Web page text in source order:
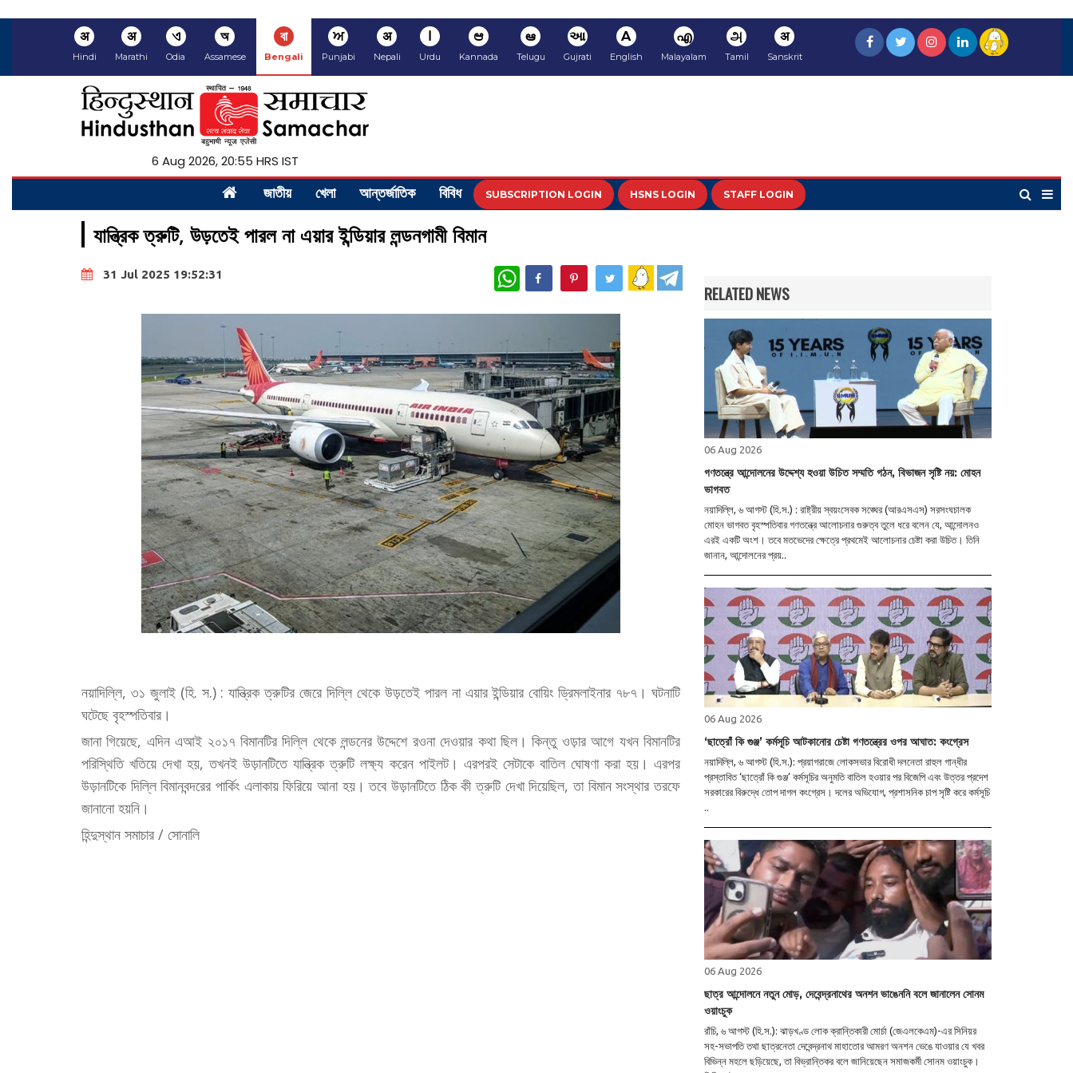
अ
Hindi
अ
Marathi
ଏ
Odia
অ
Assamese
বা
Bengali
ਅ
Punjabi
अ
Nepali
ا
Urdu
ಆ
Kannada
ఆ
Telugu
આ
Gujrati
A
English
എ
Malayalam
அ
Tamil
अ
Sanskrit
6 Aug 2026, 20:55 HRS IST
জাতীয় খেলা আন্তর্জাতিক বিবিধ SUBSCRIPTION LOGIN HSNS LOGIN STAFF LOGIN
যান্ত্রিক ত্রুটি, উড়তেই পারল না এয়ার ইন্ডিয়ার লন্ডনগামী বিমান
31 Jul 2025 19:52:31 WhatsApp
নয়াদিল্লি, ৩১ জুলাই (হি. স.) : যান্ত্রিক ত্রুটির জেরে দিল্লি থেকে উড়তেই পারল না এয়ার ইন্ডিয়ার বোয়িং ড্রিমলাইনার ৭৮৭। ঘটনাটি
ঘটেছে বৃহস্পতিবার।
জানা গিয়েছে, এদিন এআই ২০১৭ বিমানটির দিল্লি থেকে লন্ডনের উদ্দেশে রওনা দেওয়ার কথা ছিল। কিন্তু ওড়ার আগে যখন বিমানটির
পরিস্থিতি খতিয়ে দেখা হয়, তখনই উড়ানটিতে যান্ত্রিক ত্রুটি লক্ষ্য করেন পাইলট। এরপরই সেটাকে বাতিল ঘোষণা করা হয়। এরপর
উড়ানটিকে দিল্লি বিমানবন্দরের পার্কিং এলাকায় ফিরিয়ে আনা হয়। তবে উড়ানটিতে ঠিক কী ত্রুটি দেখা দিয়েছিল, তা বিমান সংস্থার তরফে
জানানো হয়নি।
হিন্দুস্থান সমাচার / সোনালি
RELATED NEWS
06 Aug 2026
গণতন্ত্রে আন্দোলনের উদ্দেশ্য হওয়া উচিত সম্মতি গঠন, বিভাজন সৃষ্টি নয়: মোহন
ভাগবত
নয়াদিল্লি, ৬ আগস্ট (হি.স.) : রাষ্ট্রীয় স্বয়ংসেবক সঙ্ঘের (আরএসএস) সরসংঘচালক
মোহন ভাগবত বৃহস্পতিবার গণতন্ত্রে আলোচনার গুরুত্ব তুলে ধরে বলেন যে, আন্দোলনও
এরই একটি অংশ। তবে মতভেদের ক্ষেত্রে প্রথমেই আলোচনার চেষ্টা করা উচিত। তিনি
জানান, আন্দোলনের প্রয়..
06 Aug 2026
‘ছাত্রোঁ কি গুঞ্জ’ কর্মসূচি আটকানোর চেষ্টা গণতন্ত্রের ওপর আঘাত: কংগ্রেস
নয়াদিল্লি, ৬ আগস্ট (হি.স.): প্রয়াগরাজে লোকসভার বিরোধী দলনেতা রাহুল গান্ধীর
প্রস্তাবিত ‘ছাত্রোঁ কি গুঞ্জ’ কর্মসূচির অনুমতি বাতিল হওয়ার পর বিজেপি এবং উত্তর প্রদেশ
সরকারের বিরুদ্ধে তোপ দাগল কংগ্রেস। দলের অভিযোগ, প্রশাসনিক চাপ সৃষ্টি করে কর্মসূচি
..
06 Aug 2026
ছাত্র আন্দোলনে নতুন মোড়, দেবেন্দ্রনাথের অনশন ভাঙেননি বলে জানালেন সোনম
ওয়াংচুক
রাঁচি, ৬ আগস্ট (হি.স.): ঝাড়খণ্ড লোক ক্রান্তিকারী মোর্চা (জেএলকেএম)-এর সিনিয়র
সহ-সভাপতি তথা ছাত্রনেতা দেবেন্দ্রনাথ মাহাতোর আমরণ অনশন ভেঙে যাওয়ার যে খবর
বিভিন্ন মহলে ছড়িয়েছে, তা বিভ্রান্তিকর বলে জানিয়েছেন সমাজকর্মী সোনম ওয়াংচুক।